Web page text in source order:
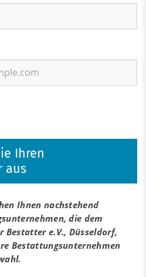
Ihren
aus
Ihnen nachstehend
die dem
Bestatter e.V., Düsseldorf,
Bestattungsunternehmen